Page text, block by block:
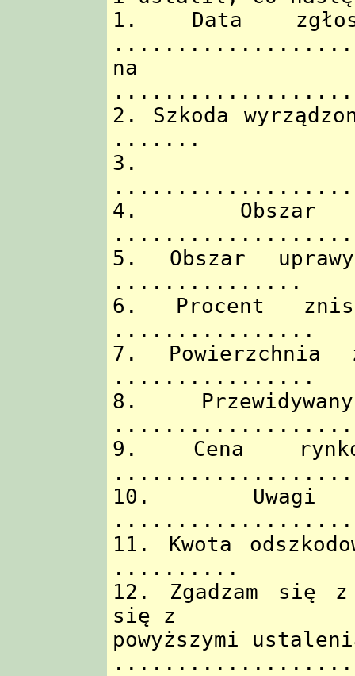
1. Data
na
2. Szkoda
.......
3.
4.
5. Obszar
...............
6. Procent
................
7.
................
8.
9. Cena
10. Uwagi
11. Kwota
..........
12. Zgadzam się z
się z
powyższymi